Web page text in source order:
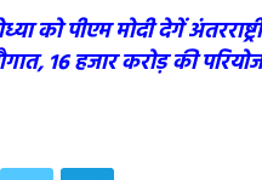
को पीएम मोदी देगें
16 हजार करोड़ की